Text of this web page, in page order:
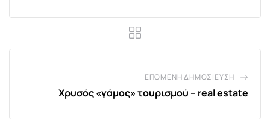
ΕΠΌΜΕΝΗ ΔΗΜΟΣΊΕΥΣΗ
Χρυσός «γάμος» τουρισμού – real estate